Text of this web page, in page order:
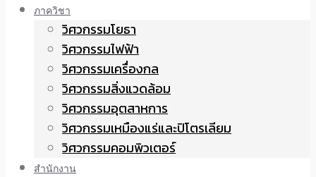
ภาควิชา
วิศวกรรมโยธา
วิศวกรรมไฟฟ้า
วิศวกรรมเครื่องกล
วิศวกรรมสิ่งแวดล้อม
วิศวกรรมอุตสาหการ
วิศวกรรมเหมืองแร่และปิโตรเลียม
วิศวกรรมคอมพิวเตอร์
สำนักงาน